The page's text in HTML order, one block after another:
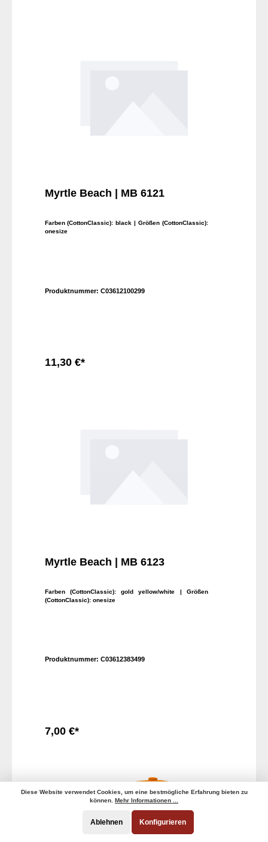
Myrtle Beach | MB 6121
Farben (CottonClassic): black
| Größen (CottonClassic):
onesize
Produktnummer: C03612100299
11,30 €*
Myrtle Beach | MB 6123
Farben (CottonClassic): gold yellow/white | Größen
(CottonClassic): onesize
Produktnummer: C03612383499
7,00 €*
Diese Website verwendet Cookies, um eine bestmögliche Erfahrung bieten zu
können. Mehr Informationen ...
Ablehnen Konfigurieren